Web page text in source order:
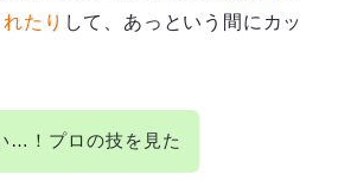
たり して、あっという間にカッ
…！プロの技を見た